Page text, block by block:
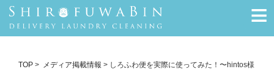
≡
TOP > メディア掲載情報 > しろふわ便を実際に使ってみた！〜hintos様